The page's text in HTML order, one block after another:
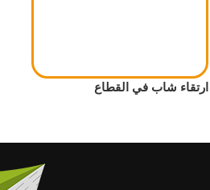
ارتقاء شاب في القطاع